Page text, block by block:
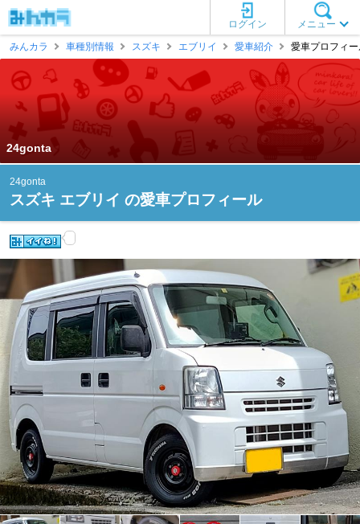
メニュー
ログイン
みんカラ
車種別情報 スズキ エブリイ 愛車紹介 愛車プロフィ
24gonta
24gonta
スズキ エブリイ の愛車プロフィール